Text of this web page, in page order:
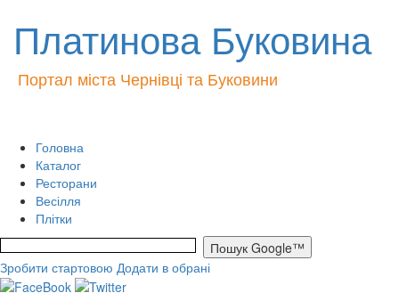
Платинова Буковина
Портал міста Чернівці та Буковини
Головна
Каталог
Ресторани
Весілля
Плітки
Зробити стартовою Додати в обрані